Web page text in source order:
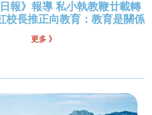
日報》報導 私小執教鞭廿載轉
長推正向教育：教育是關係
更多 》